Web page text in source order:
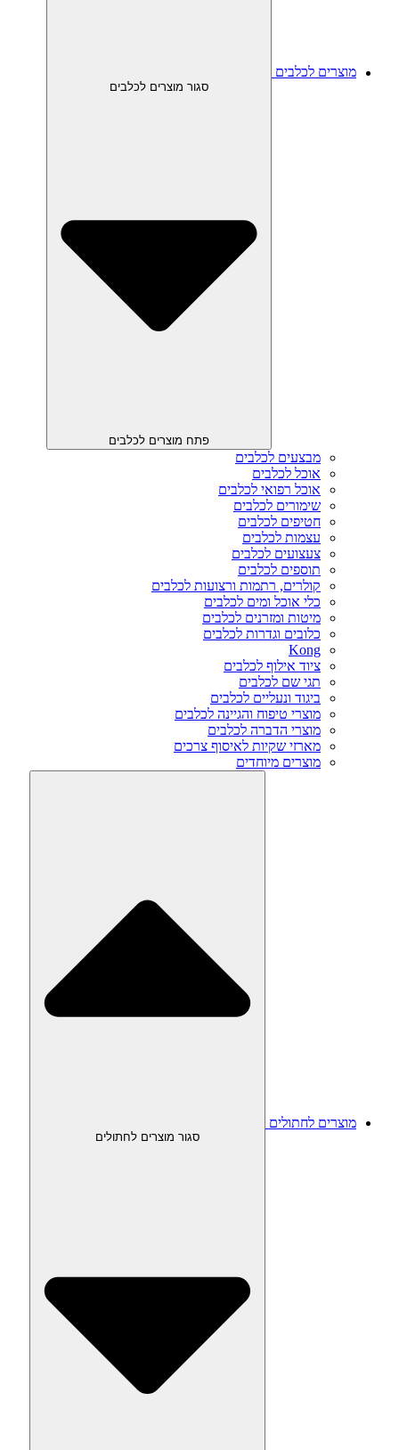
מוצרים לכלבים
סגור מוצרים לכלבים
פתח מוצרים לכלבים
מבצעים לכלבים
אוכל לכלבים
אוכל רפואי לכלבים
שימורים לכלבים
חטיפים לכלבים
עצמות לכלבים
צעצועים לכלבים
תוספים לכלבים
קולרים, רתמות ורצועות לכלבים
כלי אוכל ומים לכלבים
מיטות ומזרנים לכלבים
כלובים וגדרות לכלבים
Kong
ציוד אילוף לכלבים
תגי שם לכלבים
ביגוד ונעליים לכלבים
מוצרי טיפוח והגיינה לכלבים
מוצרי הדברה לכלבים
מארזי שקיות לאיסוף צרכים
מוצרים מיוחדים
מוצרים לחתולים
סגור מוצרים לחתולים